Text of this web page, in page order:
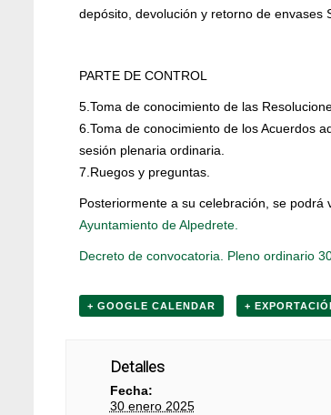
depósito, devolución y retorno de envases
PARTE DE CONTROL
5.Toma de conocimiento de las
6.Toma de conocimiento de los Acuerdos
sesión plenaria ordinaria.
7.Ruegos y preguntas.
Posteriormente a su celebración, se podrá
Ayuntamiento de Alpedrete.
Decreto de convocatoria. Pleno ordinario
+ GOOGLE CALENDAR +
Detalles
Fecha:
30 enero 2025